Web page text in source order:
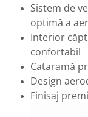
Sistem de
optimă a
Interior
confortabil
Cataramă
Design
Finisaj